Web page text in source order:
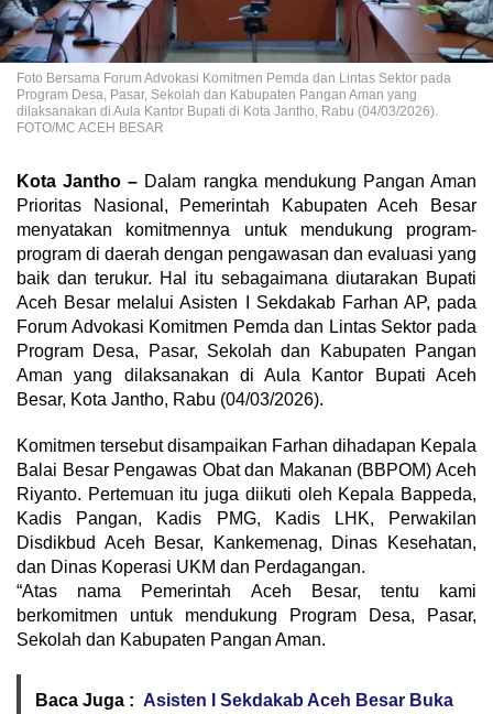
Foto Bersama Forum Advokasi Komitmen Pemda dan Lintas Sektor pada
Program Desa, Pasar, Sekolah dan Kabupaten Pangan Aman yang
dilaksanakan di Aula Kantor Bupati di Kota Jantho, Rabu (04/03/2026).
FOTO/MC ACEH BESAR
Kota Jantho – Dalam rangka mendukung Pangan Aman
Prioritas Nasional, Pemerintah Kabupaten Aceh Besar
menyatakan komitmennya untuk mendukung program-
program di daerah dengan pengawasan dan evaluasi yang
baik dan terukur. Hal itu sebagaimana diutarakan Bupati
Aceh Besar melalui Asisten I Sekdakab Farhan AP, pada
Forum Advokasi Komitmen Pemda dan Lintas Sektor pada
Program Desa, Pasar, Sekolah dan Kabupaten Pangan
Aman yang dilaksanakan di Aula Kantor Bupati Aceh
Besar, Kota Jantho, Rabu (04/03/2026).
Komitmen tersebut disampaikan Farhan dihadapan Kepala
Balai Besar Pengawas Obat dan Makanan (BBPOM) Aceh
Riyanto. Pertemuan itu juga diikuti oleh Kepala Bappeda,
Kadis Pangan, Kadis PMG, Kadis LHK, Perwakilan
Disdikbud Aceh Besar, Kankemenag, Dinas Kesehatan,
dan Dinas Koperasi UKM dan Perdagangan.
“Atas nama Pemerintah Aceh Besar, tentu kami
berkomitmen untuk mendukung Program Desa, Pasar,
Sekolah dan Kabupaten Pangan Aman.
Baca Juga : Asisten I Sekdakab Aceh Besar Buka